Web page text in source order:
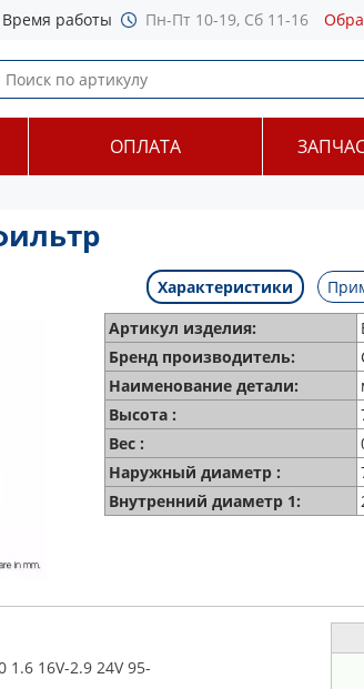
Время работы Пн-Пт 10-19, Сб 11-16
ОПЛАТА
Характеристики
Артикул изделия:
Бренд производитель:
Наименование детали:
Высота :
Вес :
Наружный диаметр :
Внутренний диаметр 1:
16V-2.9 24V 95-